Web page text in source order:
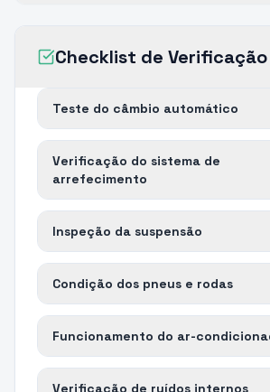
Checklist de Verificação
Teste do câmbio automático
Verificação do sistema de
arrefecimento
Inspeção da suspensão
Condição dos pneus e rodas
Funcionamento do ar-
Verificação de ruídos internos